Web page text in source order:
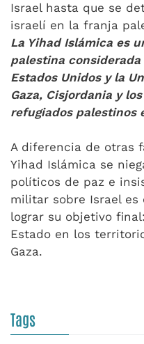
Israel hasta que se
israelí en la franja
La Yihad Islámica es
palestina
Estados Unidos y la
Gaza, Cisjordania y
refugiados palestinos
A diferencia de otras
Yihad Islámica se
políticos de paz e
militar sobre Israel es
lograr su objetivo
Estado en los
Gaza.
Tags